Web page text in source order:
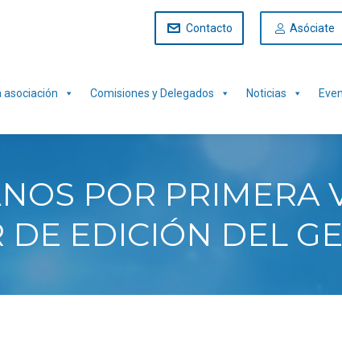
Contacto Asóciate
asociación Comisiones y Delegados Noticias
POR PRIMERA
DE EDICIÓN DEL